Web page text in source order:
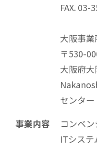
FAX. 03-
大阪事業
〒530-
大阪府
センター
事業内容
コンベ
ITシステ